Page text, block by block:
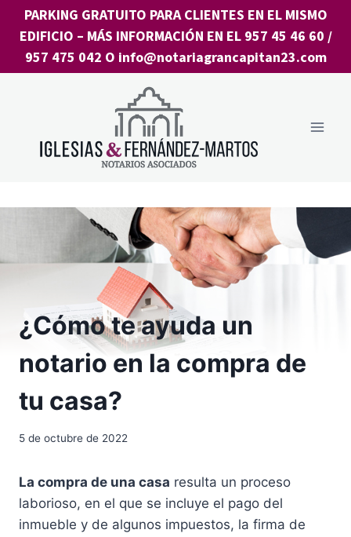
Saltar
contenido
PARKING GRATUITO PARA CLIENTES EN EL MISMO
EDIFICIO – MÁS INFORMACIÓN EN EL 957 45 46 60 /
957 475 042 O info@notariagrancapitan23.com
¿Cómo te ayuda un
notario en la compra de
tu casa?
5 de octubre de 2022
La compra de una casa resulta un proceso
laborioso, en el que se incluye el pago del
inmueble y de algunos impuestos, la firma de